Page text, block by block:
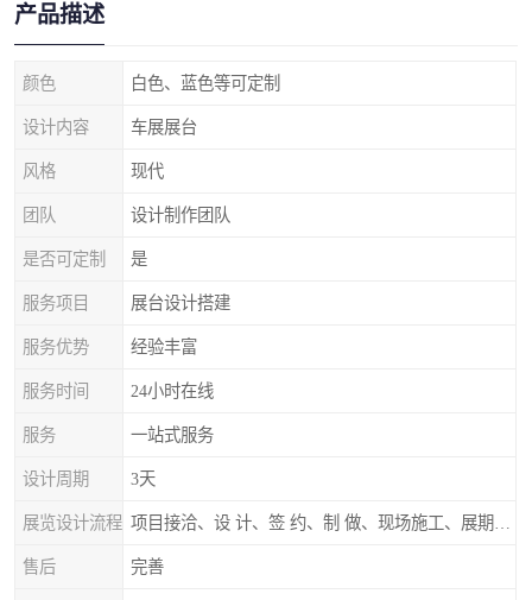
产品描述
颜色 白色、蓝色等可定制
设计内容 车展展台
风格 现代
团队 设计制作团队
是否可定制 是
服务项目 展台设计搭建
服务优势 经验丰富
服务时间 24小时在线
服务 一站式服务
设计周期 3天
展览设计流程
售后 完善